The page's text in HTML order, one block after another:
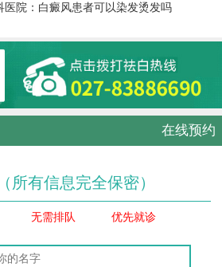
医院：白癜风患者可以染发烫发吗
在线预约
（所有信息完全保密）
无需排队 优先就诊